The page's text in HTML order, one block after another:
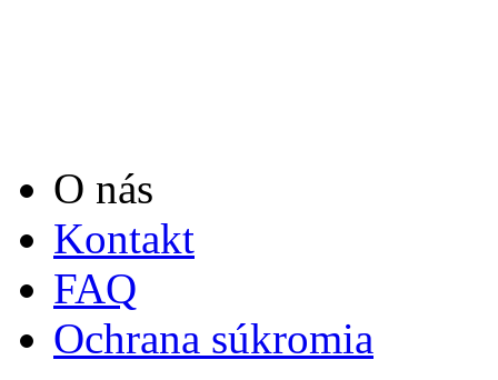
O nás
Kontakt
FAQ
Ochrana súkromia